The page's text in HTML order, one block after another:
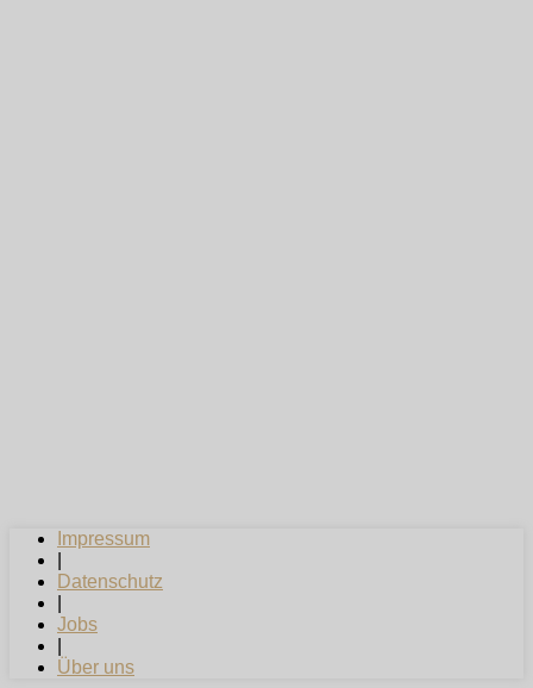
Impressum
Datenschutz
Jobs
Über uns